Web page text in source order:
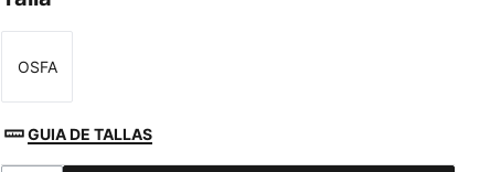
Talla
OSFA
GUIA DE TALLAS